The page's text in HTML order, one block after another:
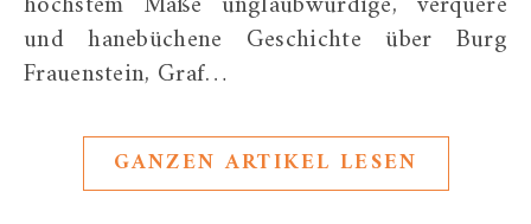
und hanebüchene Geschichte über Burg
Frauenstein, Graf…
GANZEN ARTIKEL LESEN